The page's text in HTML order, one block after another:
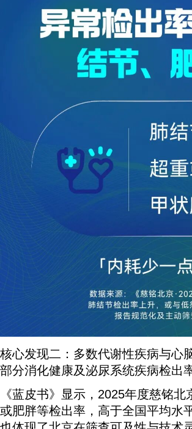
核心发现二：多数代谢性疾病与心
部分消化健康及泌尿系统疾病检出
《蓝皮书》显示，2025年度慈铭
或肥胖等检出率，高于全国平均水